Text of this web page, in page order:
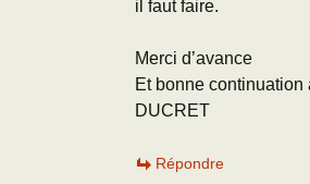
il faut faire.
Merci d’avance
Et bonne
DUCRET
Répondre